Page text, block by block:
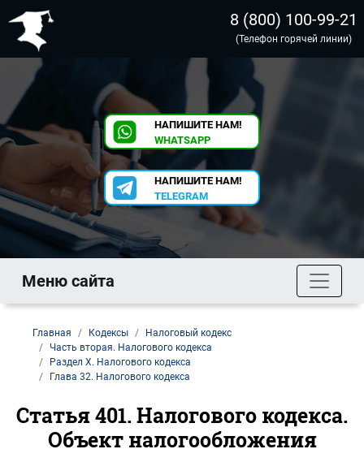
8 (800) 100-99-21
(Телефон горячей линии)
НАПИШИТЕ НАМ!
WHATSAPP
НАПИШИТЕ НАМ!
TELEGRAM
Меню сайта
Главная Кодексы
Налоговый кодекс
Часть вторая. Налогового кодекса
Раздел X. Налогового кодекса
Глава 32. Налогового кодекса
Статья 401. Налогового кодекса.
Объект налогообложения